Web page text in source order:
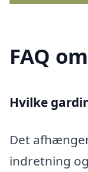
FAQ
Hvilke
Det
indretning